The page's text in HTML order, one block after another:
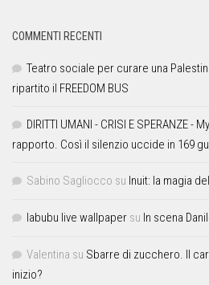
COMMENTI RECENTI
Teatro sociale per curare una
ripartito il FREEDOM BUS
DIRITTI UMANI - CRISI E SPERANZE -
rapporto. Così il silenzio uccide in 169
Sabino Sagliocco su Inuit: la magia
labubu live wallpaper su In scena
Valentina su Sbarre di zucchero. Il
inizio?